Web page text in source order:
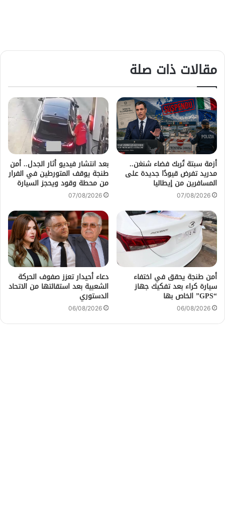
مقالات ذات صلة
أزمة سبتة تُربك فضاء شنغن..
مدريد تفرض قيودًا جديدة على
المسافرين من إيطاليا
07/08/2026
بعد انتشار فيديو أثار الجدل.. أمن
طنجة يوقف المتورطين في الفرار
من محطة وقود ويحجز السيارة
07/08/2026
أمن طنجة يحقق في اختفاء
سيارة كراء بعد تفكيك جهاز
“GPS” الخاص بها
06/08/2026
دعاء أحيدار تعزز صفوف الحركة
الشعبية بعد استقالتها من الاتحاد
الدستوري
06/08/2026